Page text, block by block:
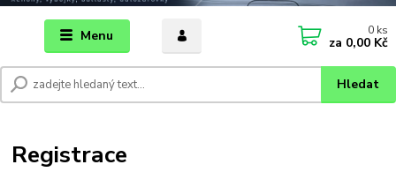
Menu
Hledat
0 ks
za 0,00 Kč
Registrace